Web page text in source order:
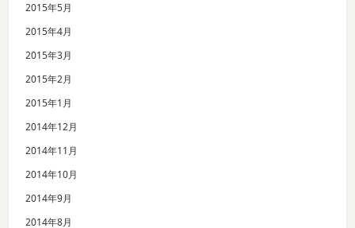
2015年5月
2015年4月
2015年3月
2015年2月
2015年1月
2014年12月
2014年11月
2014年10月
2014年9月
2014年8月